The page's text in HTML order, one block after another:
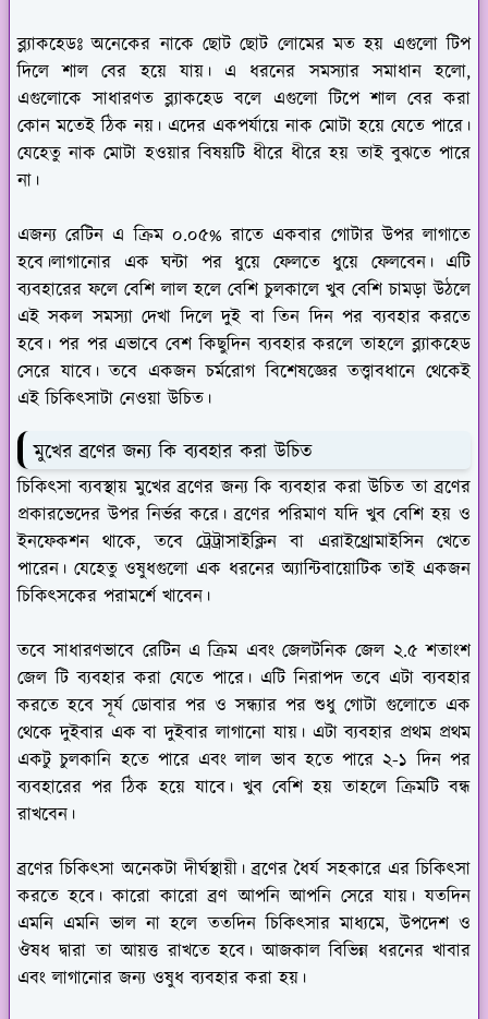
ব্ল্যাকহেডঃ অনেকের নাকে ছোট ছোট লোমের মত হয় এগুলো টিপ
দিলে শাল বের হয়ে যায়। এ ধরনের সমস্যার সমাধান হলো,
এগুলোকে সাধারণত ব্ল্যাকহেড বলে এগুলো টিপে শাল বের করা
কোন মতেই ঠিক নয়। এদের একপর্যায়ে নাক মোটা হয়ে যেতে পারে।
যেহেতু নাক মোটা হওয়ার বিষয়টি ধীরে ধীরে হয় তাই বুঝতে পারে
না।
এজন্য রেটিন এ ক্রিম ০.০৫% রাতে একবার গোটার উপর লাগাতে
হবে।লাগানোর এক ঘন্টা পর ধুয়ে ফেলতে ধুয়ে ফেলবেন। এটি
ব্যবহারের ফলে বেশি লাল হলে বেশি চুলকালে খুব বেশি চামড়া উঠলে
এই সকল সমস্যা দেখা দিলে দুই বা তিন দিন পর ব্যবহার করতে
হবে। পর পর এভাবে বেশ কিছুদিন ব্যবহার করলে তাহলে ব্ল্যাকহেড
সেরে যাবে। তবে একজন চর্মরোগ বিশেষজ্ঞের তত্ত্বাবধানে থেকেই
এই চিকিৎসাটা নেওয়া উচিত।
মুখের ব্রণের জন্য কি ব্যবহার করা উচিত
চিকিৎসা ব্যবস্থায় মুখের ব্রণের জন্য কি ব্যবহার করা উচিত তা ব্রণের
প্রকারভেদের উপর নির্ভর করে। ব্রণের পরিমাণ যদি খুব বেশি হয় ও
ইনফেকশন থাকে, তবে ট্রেট্রাসাইক্লিন বা এরাইথ্রোমাইসিন খেতে
পারেন। যেহেতু ওষুধগুলো এক ধরনের অ্যান্টিবায়োটিক তাই একজন
চিকিৎসকের পরামর্শে খাবেন।
তবে সাধারণভাবে রেটিন এ ক্রিম এবং জেলটনিক জেল ২.৫ শতাংশ
জেল টি ব্যবহার করা যেতে পারে। এটি নিরাপদ তবে এটা ব্যবহার
করতে হবে সূর্য ডোবার পর ও সন্ধ্যার পর শুধু গোটা গুলোতে এক
থেকে দুইবার এক বা দুইবার লাগানো যায়। এটা ব্যবহার প্রথম প্রথম
একটু চুলকানি হতে পারে এবং লাল ভাব হতে পারে ২-১ দিন পর
ব্যবহারের পর ঠিক হয়ে যাবে। খুব বেশি হয় তাহলে ক্রিমটি বন্ধ
রাখবেন।
ব্রণের চিকিৎসা অনেকটা দীর্ঘস্থায়ী। ব্রণের ধৈর্য সহকারে এর চিকিৎসা
করতে হবে। কারো কারো ব্রণ আপনি আপনি সেরে যায়। যতদিন
এমনি এমনি ভাল না হলে ততদিন চিকিৎসার মাধ্যমে, উপদেশ ও
ঔষধ দ্বারা তা আয়ত্ত রাখতে হবে। আজকাল বিভিন্ন ধরনের খাবার
এবং লাগানোর জন্য ওষুধ ব্যবহার করা হয়।